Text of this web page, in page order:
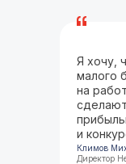
Я хочу,
малого
на
и
Климов
Директор